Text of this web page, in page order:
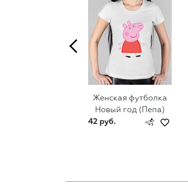
Женская футболка
Новый год (Пепа)
42 руб.